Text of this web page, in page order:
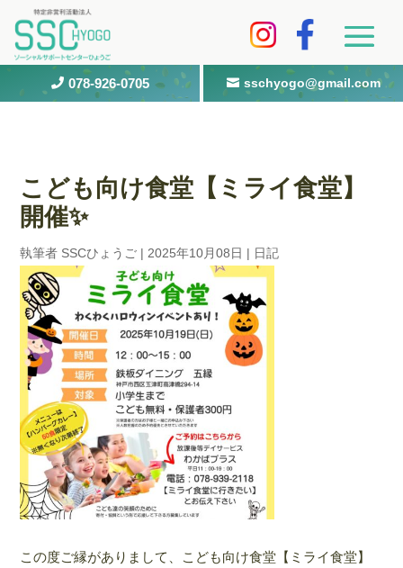
 078-926-0705  sschyogo@gmail.com
こども向け食堂【ミライ食堂】
開催✨
執筆者 SSCひょうご | 2025年10月08日 | 日記
この度ご縁がありまして、こども向け食堂【ミライ食堂】